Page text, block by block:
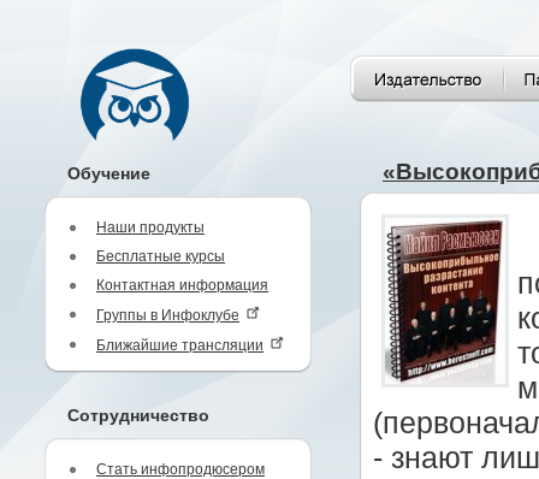
Обучение
Наши продукты
Бесплатные курсы
Контактная информация
Группы в Инфоклубе
Ближайшие трансляции
Сотрудничество
Стать инфопродюсером
- знают